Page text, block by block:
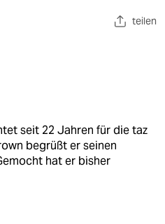
teilen
seit 22 Jahren für die taz
begrüßt er seinen
hat er bisher